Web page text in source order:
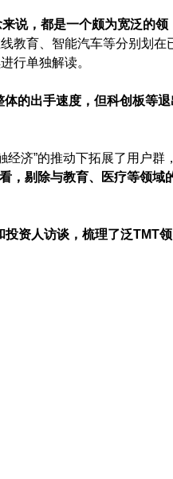
说，都是一个颇为宽泛的领
教育、智能汽车等分别划在
行单独解读。
的出手速度，但科创板等退
济”的推动下拓展了用户群，
，剔除与教育、医疗等领域
资人访谈，梳理了泛TMT领